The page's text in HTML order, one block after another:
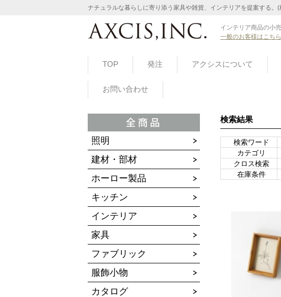
ナチュラルな暮らしに寄り添う家具や雑貨、インテリアを提案する。
インテリア商品の小
一般のお客様はこち
TOP 発注 アクシスについて
お問い合わせ
照明
建材・部材
ホーロー製品
キッチン
インテリア
家具
ファブリック
服飾小物
カタログ
検索結果
検索ワード
カテゴリ
クロス検索
在庫条件